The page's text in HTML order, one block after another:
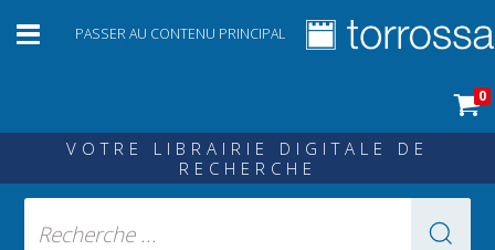
PASSER AU CONTENU PRINCIPAL
0
VOTRE LIBRAIRIE DIGITALE DE
RECHERCHE